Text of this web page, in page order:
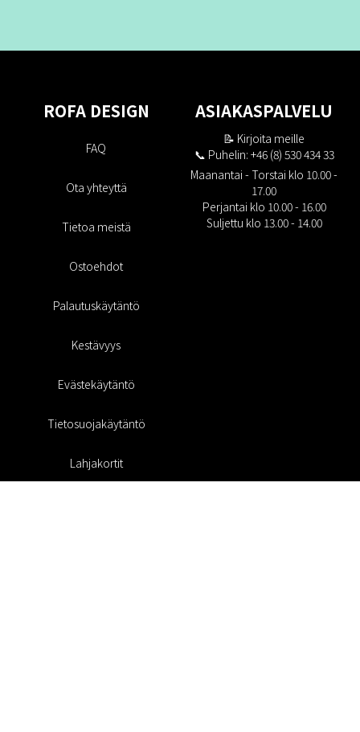
ROFA DESIGN
FAQ
Ota yhteyttä
Tietoa meistä
Ostoehdot
Palautuskäytäntö
Kestävyys
Evästekäytäntö
Tietosuojakäytäntö
Lahjakortit
ASIAKASPALVELU
📝 Kirjoita meille
📞 Puhelin: +46 (8) 530 434 33
Maanantai - Torstai klo 10.00 -
17.00
Perjantai klo 10.00 - 16.00
Suljettu klo 13.00 - 14.00